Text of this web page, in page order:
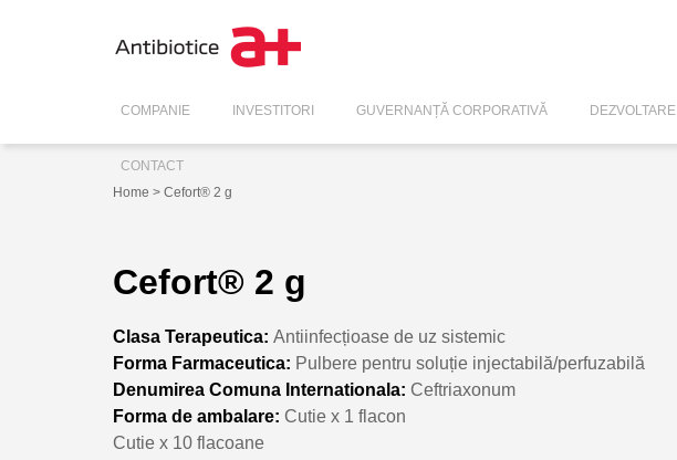
COMPANIE INVESTITORI GUVERNANȚĂ CORPORATIVĂ DEZVOLTARE
CONTACT
Home > Cefort® 2 g
Cefort® 2 g
Clasa Terapeutica: Antiinfecțioase de uz sistemic
Forma Farmaceutica: Pulbere pentru soluție injectabilă/perfuzabilă
Denumirea Comuna Internationala: Ceftriaxonum
Forma de ambalare: Cutie x 1 flacon
Cutie x 10 flacoane